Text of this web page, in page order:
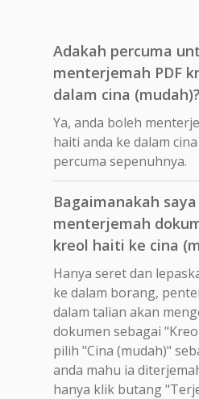
Adakah percuma
menterjemah PDF
dalam cina (mudah)?
Ya, anda boleh
haiti anda ke dalam
percuma sepenuhnya.
Bagaimanakah
menterjemah
kreol haiti ke cina
Hanya seret dan
ke dalam borang,
dalam talian akan
dokumen sebagai
pilih "Cina (mudah)"
anda mahu ia
hanya klik butang